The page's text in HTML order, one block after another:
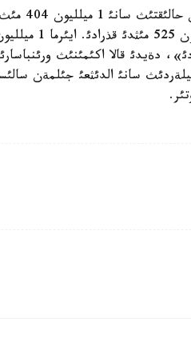
دةيدئ قالا اكئمئنئث